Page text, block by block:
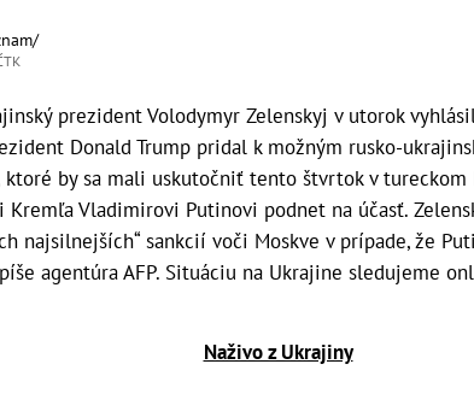
prezident Volodymyr Zelenskyj v utorok
Donald Trump pridal k možným rusko-
ktoré by sa mali uskutočniť tento štvrtok v tureckom
Kremľa Vladimirovi Putinovi podnet na účasť.
najsilnejších“ sankcií voči Moskve v prípade, že
agentúra AFP. Situáciu na Ukrajine sledujeme
Naživo z Ukrajiny